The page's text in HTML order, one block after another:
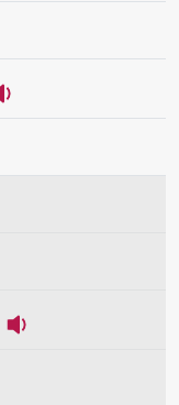
播放音讀bīn-